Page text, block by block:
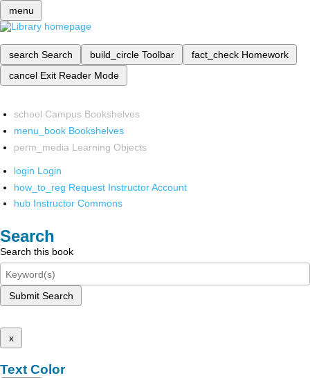
menu
search Search build_circle Toolbar fact_check Homework
cancel Exit Reader Mode
school Campus Bookshelves
menu_book Bookshelves
perm_media Learning Objects
login Login
how_to_reg Request Instructor Account
hub Instructor Commons
Search
Search this book
Submit Search
x
Text Color